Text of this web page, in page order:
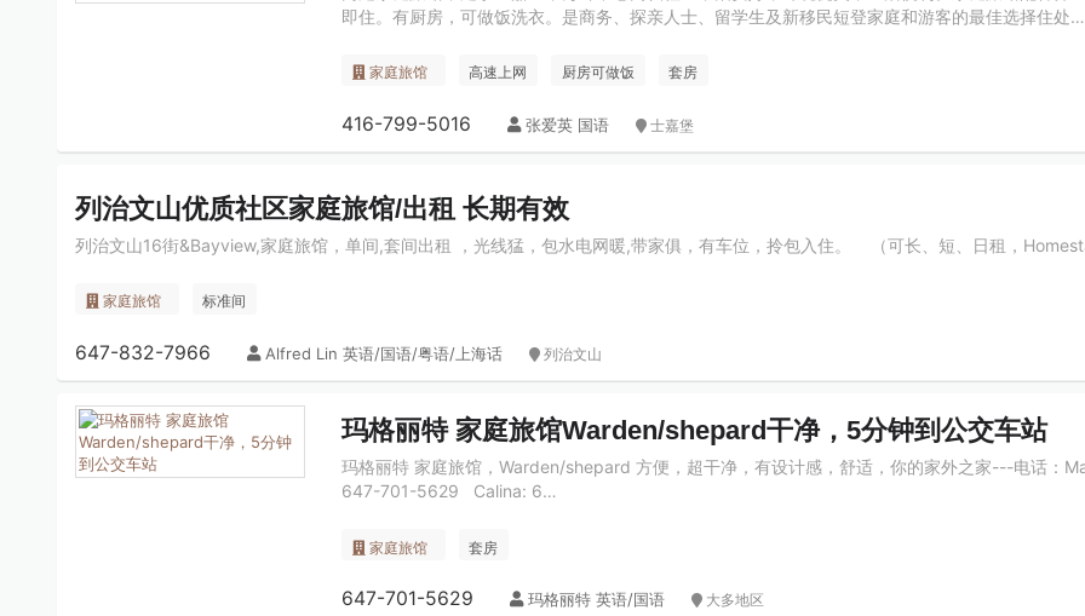
即住。有厨房，可做饭洗衣。是商务、探亲人士、留学生及新移民短登家庭和游客的最佳选择住处…
家庭旅馆 高速上网 厨房可做饭 套房
416-799-5016 张爱英 国语 士嘉堡
列治文山优质社区家庭旅馆/出租 长期有效
列治文山16街&Bayview,家庭旅馆，单间,套间出租 ，光线猛，包水电网暖,带家俱，有车位，拎包入住。 （可长、短、日租，
家庭旅馆 标准间
647-832-7966 Alfred Lin 英语/国语/粤语/上海话 列治文山
玛格丽特 家庭旅馆Warden/shepard干净，5分钟到公交车站
玛格丽特 家庭旅馆，Warden/shepard 方便，超干净，有设计感，舒适，你的家外之家---电话：
647-701-5629 Calina: 6…
家庭旅馆 套房
647-701-5629 玛格丽特 英语/国语 大多地区